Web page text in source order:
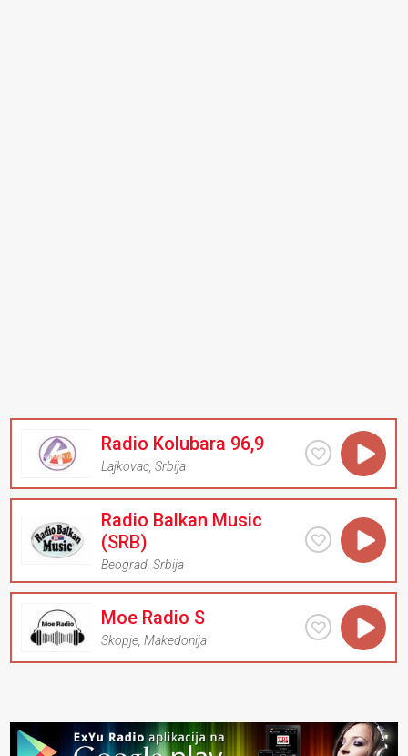
Radio Kolubara 96,9
Lajkovac ,Srbija
Radio Balkan Music
(SRB)
Beograd ,Srbija
Moe Radio S
Skopje ,Makedonija